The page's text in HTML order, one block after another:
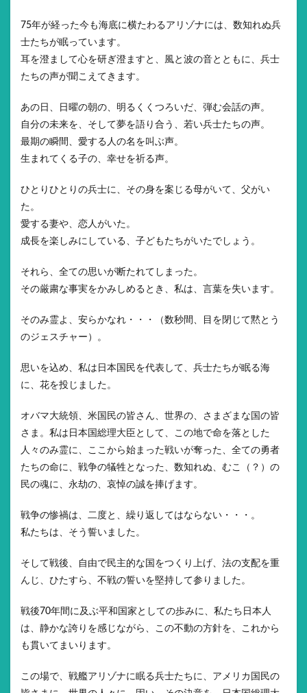
75年が経った今も海底に横たわるアリゾナには、数知れぬ兵
士たちが眠っています。
耳を澄まして心を研ぎ澄ますと、風と波の音とともに、兵士
たちの声が聞こえてきます。
あの日、日曜の朝の、明るくくつろいだ、弾む会話の声。
自分の未来を、そして夢を語り合う、若い兵士たちの声。
最期の瞬間、愛する人の名を叫ぶ声。
生まれてくる子の、幸せを祈る声。
ひとりひとりの兵士に、その身を案じる母がいて、父がい
た。
愛する妻や、恋人がいた。
成長を楽しみにしている、子どもたちがいたでしょう。
それら、全ての思いが断たれてしまった。
その厳粛な事実をかみしめるとき、私は、言葉を失います。
そのみ霊よ、安らかなれ・・・（数秒間、目を閉じて黙とう
のジェスチャー）。
思いを込め、私は日本国民を代表して、兵士たちが眠る海
に、花を投じました。
オバマ大統領、米国民の皆さん、世界の、さまざまな国の皆
さま。私は日本国総理大臣として、この地で命を落とした
人々のみ霊に、ここから始まった戦いが奪った、全ての勇者
たちの命に、戦争の犠牲となった、数知れぬ、むこ（？）の
民の魂に、永劫の、哀悼の誠を捧げます。
戦争の惨禍は、二度と、繰り返してはならない・・・。
私たちは、そう誓いました。
そして戦後、自由で民主的な国をつくり上げ、法の支配を重
んじ、ひたすら、不戦の誓いを堅持して参りました。
戦後70年間に及ぶ平和国家としての歩みに、私たち日本人
は、静かな誇りを感じながら、この不動の方針を、これから
も貫いてまいります。
この場で、戦艦アリゾナに眠る兵士たちに、アメリカ国民の